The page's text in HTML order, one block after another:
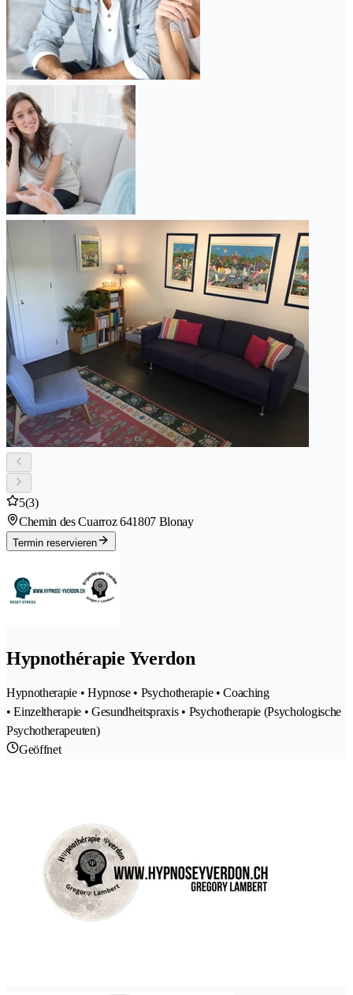
5(3)
Chemin des Cuarroz 641807 Blonay
Termin reservieren
Hypnothérapie Yverdon
Hypnotherapie • Hypnose • Psychotherapie • Coaching
• Einzeltherapie • Gesundheitspraxis • Psychotherapie (Psychologische
Psychotherapeuten)
Geöffnet